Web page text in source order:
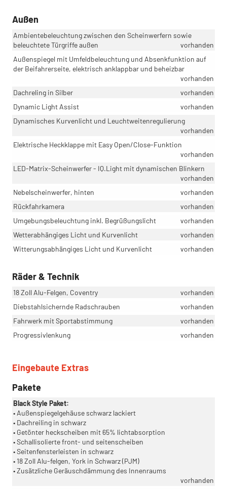
Außen
Ambientebeleuchtung zwischen den Scheinwerfern sowie
beleuchtete Türgriffe außen
vorhanden
Außenspiegel mit Umfeldbeleuchtung und Absenkfunktion auf
der Beifahrerseite, elektrisch anklappbar und beheizbar
vorhanden
Dachreling in Silber
vorhanden
Dynamic Light Assist
vorhanden
Dynamisches Kurvenlicht und Leuchtweitenregulierung
vorhanden
Elektrische Heckklappe mit Easy Open/Close-Funktion
vorhanden
LED-Matrix-Scheinwerfer - IQ.Light mit dynamischen Blinkern
vorhanden
Nebelscheinwerfer, hinten
vorhanden
Rückfahrkamera
vorhanden
Umgebungsbeleuchtung inkl. Begrüßungslicht
vorhanden
Wetterabhängiges Licht und Kurvenlicht
vorhanden
Witterungsabhängiges Licht und Kurvenlicht
vorhanden
Räder & Technik
18 Zoll Alu-Felgen, Coventry
vorhanden
Diebstahlsichernde Radschrauben
vorhanden
Fahrwerk mit Sportabstimmung
vorhanden
Progressivlenkung
vorhanden
Eingebaute Extras
Pakete
Black Style Paket:
• Außenspiegelgehäuse schwarz lackiert
• Dachreiling in schwarz
• Getönter heckscheiben mit 65% lichtabsorption
• Schallisolierte front- und seitenscheiben
• Seitenfensterleisten in schwarz
• 18 Zoll Alu-felgen, York in Schwarz (PJM)
• Zusätzliche Geräuschdämmung des Innenraums
vorhanden